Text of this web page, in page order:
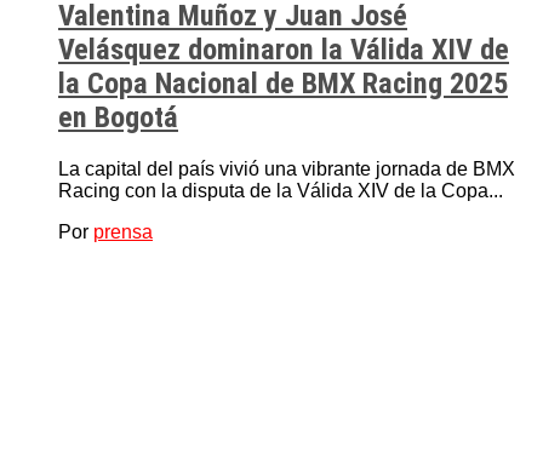
Valentina Muñoz y Juan José
Velásquez dominaron la Válida XIV de
la Copa Nacional de BMX Racing 2025
en Bogotá
La capital del país vivió una vibrante jornada de BMX
Racing con la disputa de la Válida XIV de la Copa...
Por prensa